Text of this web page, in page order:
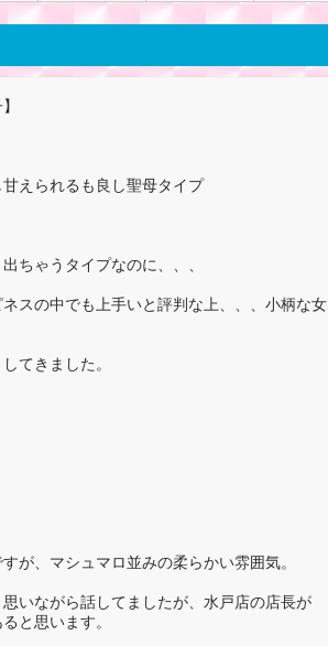
えられるも良し聖母タイプ
ちゃうタイプなのに、、、
スの中でも上手いと評判な上、、、小柄な女
てきました。
が、マシュマロ並みの柔らかい雰囲気。
いながら話してましたが、水戸店の店長が
と思います。